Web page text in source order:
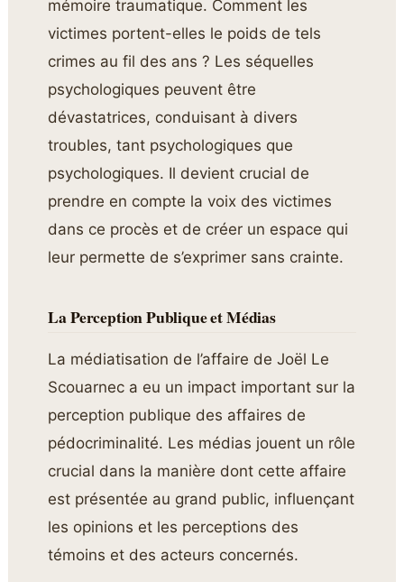
mémoire traumatique. Comment les
victimes portent-elles le poids de tels
crimes au fil des ans ? Les séquelles
psychologiques peuvent être
dévastatrices, conduisant à divers
troubles, tant psychologiques que
psychologiques. Il devient crucial de
prendre en compte la voix des victimes
dans ce procès et de créer un espace qui
leur permette de s’exprimer sans crainte.
La Perception Publique et Médias
La médiatisation de l’affaire de Joël Le
Scouarnec a eu un impact important sur la
perception publique des affaires de
pédocriminalité. Les médias jouent un rôle
crucial dans la manière dont cette affaire
est présentée au grand public, influençant
les opinions et les perceptions des
témoins et des acteurs concernés.